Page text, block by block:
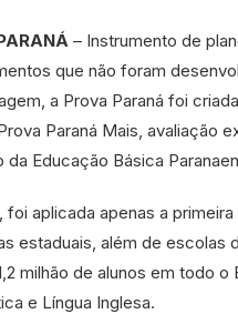
– Instrumento de
que não foram
a Prova Paraná foi
Paraná Mais, avaliação
da Educação Básica
foi aplicada apenas a
estaduais, além de escolas
milhão de alunos em todo
e Língua Inglesa.